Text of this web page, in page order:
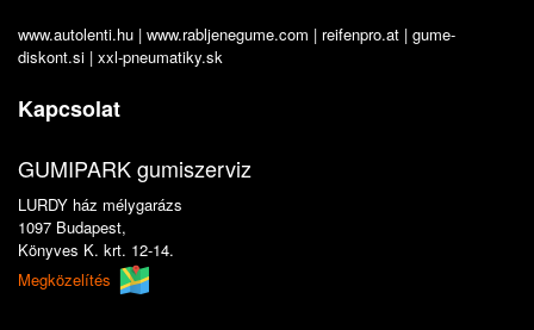
www.autolenti.hu | www.rabljenegume.com | reifenpro.at | gume-
diskont.si | xxl-pneumatiky.sk
Kapcsolat
GUMIPARK gumiszerviz
LURDY ház mélygarázs
1097 Budapest,
Könyves K. krt. 12-14.
Megközelítés